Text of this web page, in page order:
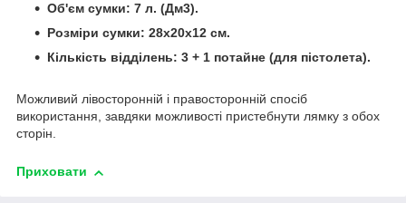
Об'єм сумки: 7 л. (Дм3).
Розміри сумки: 28х20х12 см.
Кількість відділень: 3 + 1 потайне (для пістолета).
Можливий лівосторонній і правосторонній спосіб
використання, завдяки можливості пристебнути лямку з обох
сторін.
Приховати